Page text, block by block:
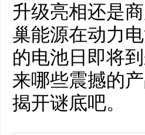
升级亮相还是
巢能源在动力
的电池日即将
来哪些震撼的
揭开谜底吧。